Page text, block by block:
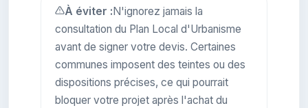
À éviter : N'ignorez jamais la
consultation du Plan Local d'Urbanisme
avant de signer votre devis. Certaines
communes imposent des teintes ou des
dispositions précises, ce qui pourrait
bloquer votre projet après l'achat du